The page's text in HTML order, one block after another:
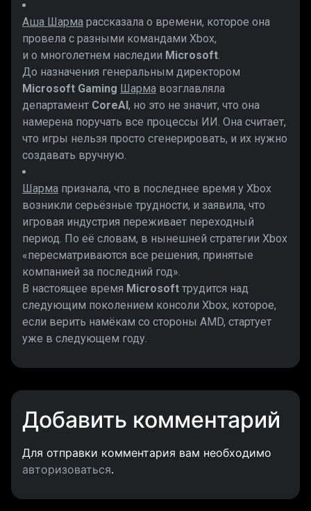
Аша Шарма рассказала о времени, которое она
провела с разными командами Xbox,
и о многолетнем наследии Microsoft
До назначения генеральным директором
Microsoft Gaming Шарма возглавляла
департамент CoreAI, но это не значит, что она
намерена поручать все процессы ИИ. Она считает,
что игры нельзя просто сгенерировать, и их нужно
создавать вручную.
Шарма признала, что в последнее время у Xbox
возникли серьёзные трудности, и заявила, что
игровая индустрия переживает переходный
период. По её словам, в нынешней стратегии Xbox
«пересматриваются все решения, принятые
компанией за последний год».
В настоящее время Microsoft трудится над
следующим поколением консоли Xbox, которое,
если верить намёкам со стороны AMD, стартует
уже в следующем году.
Добавить комментарий
Для отправки комментария вам необходимо
авторизоваться.